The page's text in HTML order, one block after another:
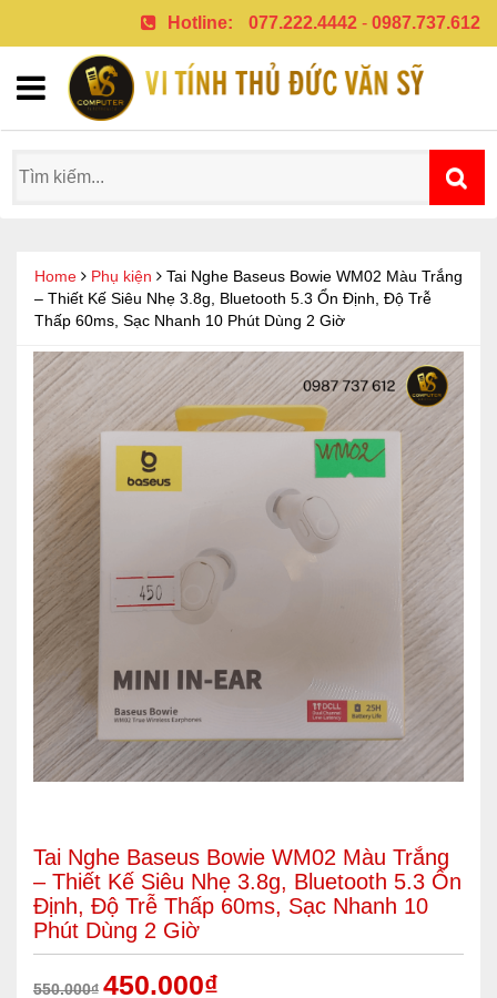
Hotline: 077.222.4442 - 0987.737.612
Home Phụ kiện
Tai Nghe Baseus Bowie WM02 Màu Trắng
– Thiết Kế Siêu Nhẹ 3.8g, Bluetooth 5.3 Ổn Định, Độ Trễ
Thấp 60ms, Sạc Nhanh 10 Phút Dùng 2 Giờ
Tai Nghe Baseus Bowie WM02 Màu Trắng
– Thiết Kế Siêu Nhẹ 3.8g, Bluetooth 5.3 Ổn
Định, Độ Trễ Thấp 60ms, Sạc Nhanh 10
Phút Dùng 2 Giờ
550.000₫ 450.000₫